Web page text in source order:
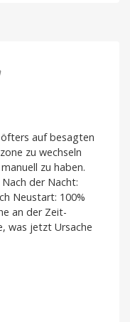
auf besagten
zu wechseln
zu haben.
der Nacht:
Neustart: 100%
an der Zeit-
was jetzt Ursache